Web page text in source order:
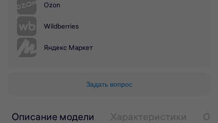
Ozon
Wildberries
Яндекс Маркет
Задать вопрос
Описание модели Характеристики